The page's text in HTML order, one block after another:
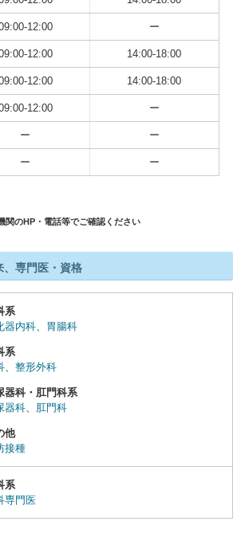
12:00 ー
12:00 14:00-18:00
12:00 14:00-18:00
12:00 ー
ー ー
ー ー
関のHP・電話等でご確認ください
、専門医・資格
系
器内科、 胃腸科
系
、 整形外科
器科・肛門科系
器科、 肛門科
他
接種
系
専門医